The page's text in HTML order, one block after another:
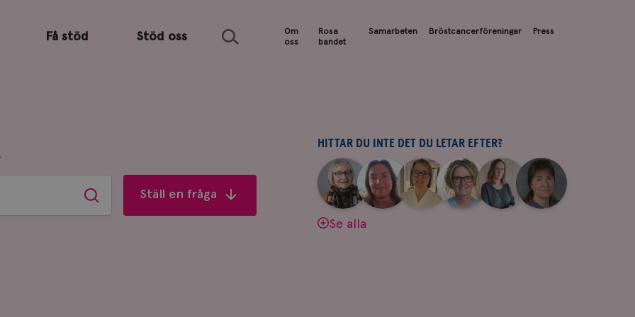
Få stöd Stöd oss
Sök
Om
oss
Rosa
bandet
Samarbeten Bröstcancerföreningar Press
Sök Ställ en fråga
HITTAR DU INTE DET DU LETAR EFTER?
Aina
Johnsson
|
Anne
Andersson
Fredrika
Killander
|
Jeanette
Bäcklund
|
Maria
Edegran
|
Yvette
Andersson
Se alla